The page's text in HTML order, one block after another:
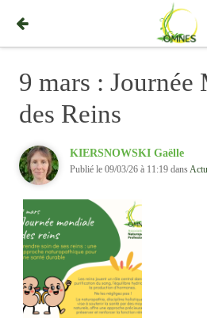
9 mars : Journée
des Reins
KIERSNOWSKI Gaëlle
Publié le 09/03/26 à 11:19 dans